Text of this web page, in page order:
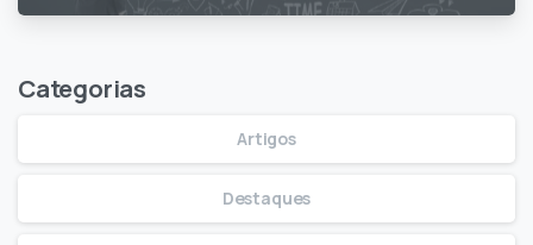
Categorias
Artigos
Destaques